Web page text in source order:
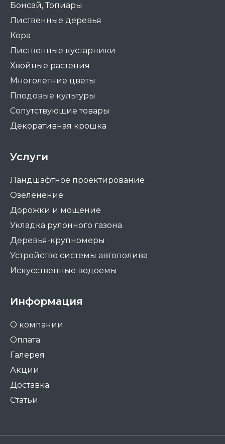
Бонсай, Топиары
Лиственные деревья
Кора
Лиственные кустарники
Хвойные растения
Многолетние цветы
Плодовые культуры
Сопутствующие товары
Декоративная крошка
Услуги
Ландшафтное проектирование
Озеленение
Дорожки и мощение
Укладка рулонного газона
Деревья-крупномеры
Устройство системы автополива
Искусственные водоемы
Информация
О компании
Оплата
Галерея
Акции
Доставка
Статьи